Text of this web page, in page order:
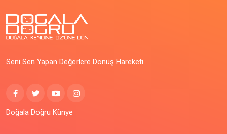
Seni Sen Yapan Değerlere Dönüş Hareketi
Doğala Doğru Künye